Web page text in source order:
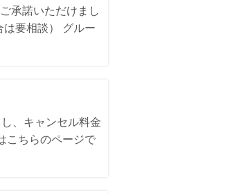
承諾いただけまし
要相談） グルー
、キャンセル料金
こちらのページで